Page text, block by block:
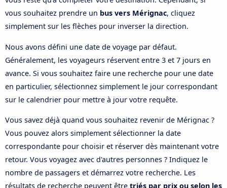
vous souhaitez prendre un bus vers Mérignac, cliquez
simplement sur les flèches pour inverser la direction.
Nous avons défini une date de voyage par défaut.
Généralement, les voyageurs réservent entre 3 et 7 jours en
avance. Si vous souhaitez faire une recherche pour une date
en particulier, sélectionnez simplement le jour correspondant
sur le calendrier pour mettre à jour votre requête.
Vous savez déjà quand vous souhaitez revenir de Mérignac ?
Vous pouvez alors simplement sélectionner la date
correspondante pour choisir et réserver dès maintenant votre
retour. Vous voyagez avec d'autres personnes ? Indiquez le
nombre de passagers et démarrez votre recherche. Les
résultats de recherche peuvent être triés par prix ou selon les